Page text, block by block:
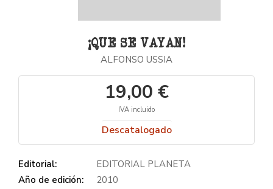
¡QUE SE VAYAN!
ALFONSO USSIA
19,00 €
IVA incluido
Descatalogado
Editorial:
EDITORIAL PLANETA
Año de edición:
2010